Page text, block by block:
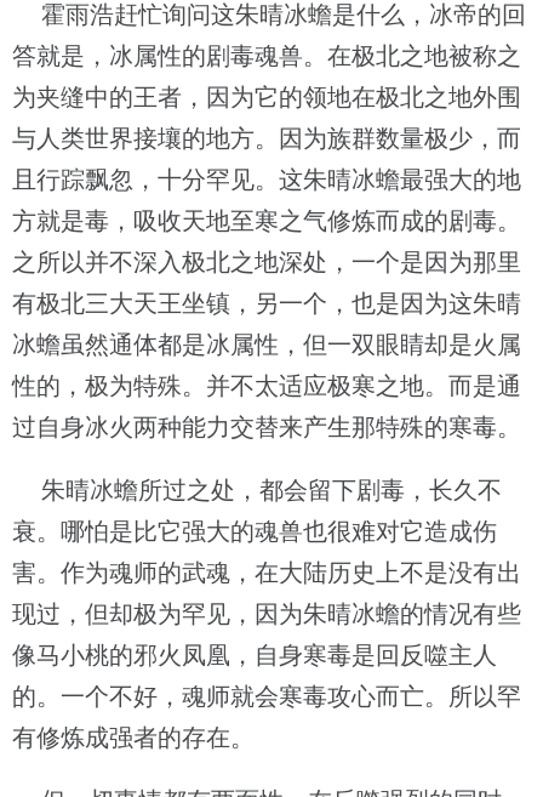
霍雨浩赶忙询问这朱晴冰蟾是什么，冰帝的回
答就是，冰属性的剧毒魂兽。在极北之地被称之
为夹缝中的王者，因为它的领地在极北之地外围
与人类世界接壤的地方。因为族群数量极少，而
且行踪飘忽，十分罕见。这朱晴冰蟾最强大的地
方就是毒，吸收天地至寒之气修炼而成的剧毒。
之所以并不深入极北之地深处，一个是因为那里
有极北三大天王坐镇，另一个，也是因为这朱晴
冰蟾虽然通体都是冰属性，但一双眼睛却是火属
性的，极为特殊。并不太适应极寒之地。而是通
过自身冰火两种能力交替来产生那特殊的寒毒。
朱晴冰蟾所过之处，都会留下剧毒，长久不
衰。哪怕是比它强大的魂兽也很难对它造成伤
害。作为魂师的武魂，在大陆历史上不是没有出
现过，但却极为罕见，因为朱晴冰蟾的情况有些
像马小桃的邪火凤凰，自身寒毒是回反噬主人
的。一个不好，魂师就会寒毒攻心而亡。所以罕
有修炼成强者的存在。